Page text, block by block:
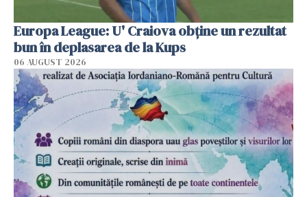
Europa League: U' Craiova obține un rezultat
bun în deplasarea de la Kups
06 AUGUST 2026